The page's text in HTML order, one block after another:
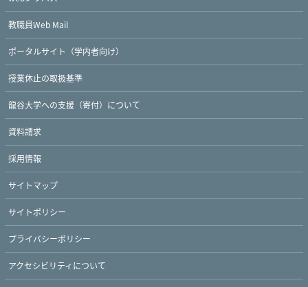
教職員Web Mail
ポータルサイト（学内者向け）
授業休止の取扱基準
龍谷大学への支援（寄付）について
資料請求
採用情報
サイトマップ
サイトポリシー
プライバシーポリシー
アクセシビリティについて